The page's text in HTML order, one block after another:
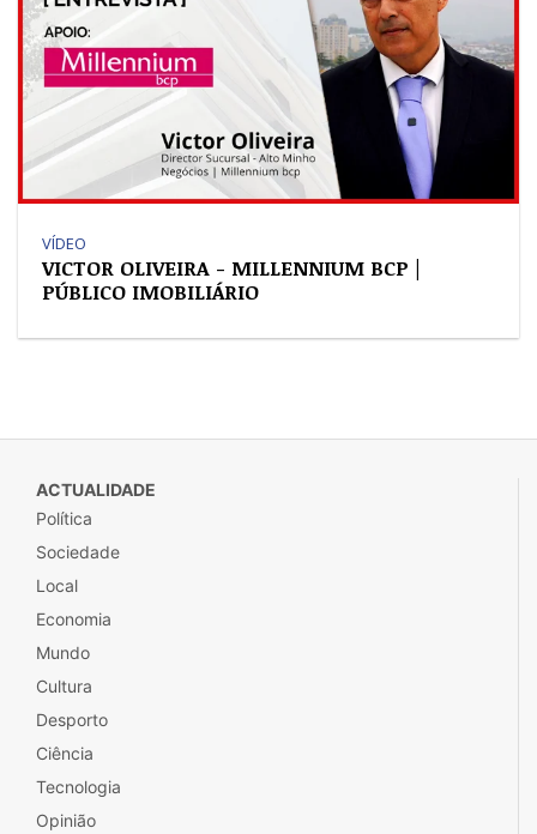
VÍDEO
VICTOR OLIVEIRA - MILLENNIUM BCP |
PÚBLICO IMOBILIÁRIO
ACTUALIDADE
Política
Sociedade
Local
Economia
Mundo
Cultura
Desporto
Ciência
Tecnologia
Opinião